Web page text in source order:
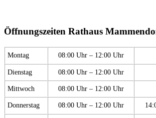
Öffnungszeiten Rathaus
Montag 08:00 Uhr – 12:00 Uhr
Dienstag 08:00 Uhr – 12:00 Uhr
Mittwoch 08:00 Uhr – 12:00 Uhr
Donnerstag 08:00 Uhr – 12:00 Uhr